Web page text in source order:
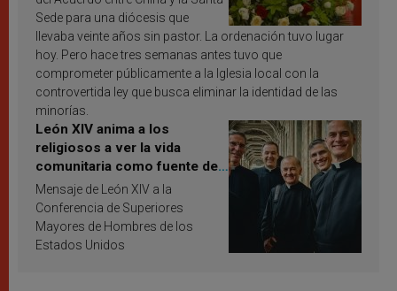
Sede para una diócesis que
llevaba veinte años sin pastor. La ordenación tuvo lugar
hoy. Pero hace tres semanas antes tuvo que
comprometer públicamente a la Iglesia local con la
controvertida ley que busca eliminar la identidad de las
minorías.
León XIV anima a los
religiosos a ver la vida
comunitaria como fuente de
inspiración y santificación
Mensaje de León XIV a la
Conferencia de Superiores
Mayores de Hombres de los
Estados Unidos